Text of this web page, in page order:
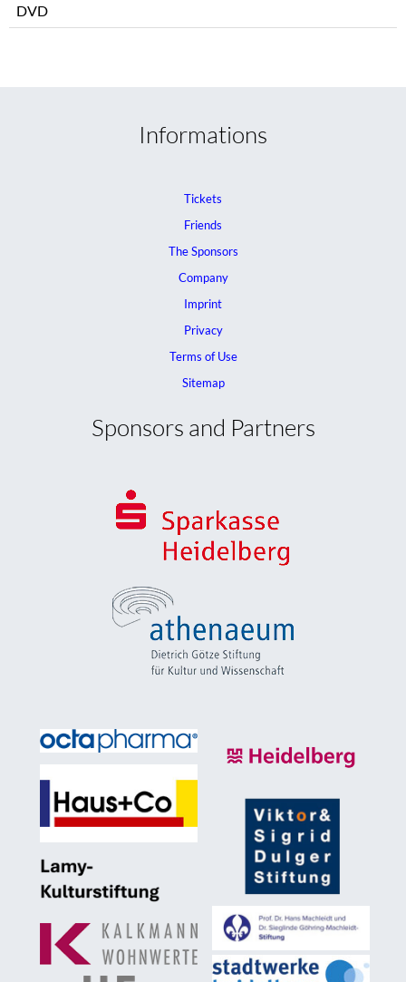
DVD
Informations
Tickets
Friends
The Sponsors
Company
Imprint
Privacy
Terms of Use
Sitemap
Sponsors and Partners